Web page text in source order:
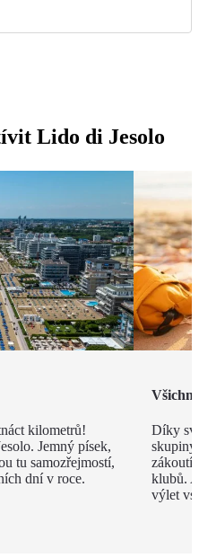
Lido di Jesolo
kilometrů!
Jemný písek,
tu samozřejmostí,
dní v roce.
Díky
zákoutí,
klubů.
výlet